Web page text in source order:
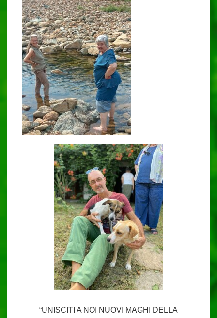
“UNISCITI A NOI NUOVI MAGHI DELLA